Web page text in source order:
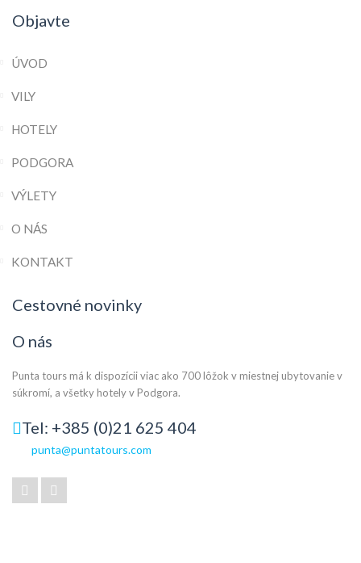
Objavte
ÚVOD
VILY
HOTELY
PODGORA
VÝLETY
O NÁS
KONTAKT
Cestovné novinky
O nás
Punta tours má k dispozícii viac ako 700 lôžok v miestnej ubytovanie v
súkromí, a všetky hotely v Podgora.
Tel: +385 (0)21 625 404
punta@puntatours.com